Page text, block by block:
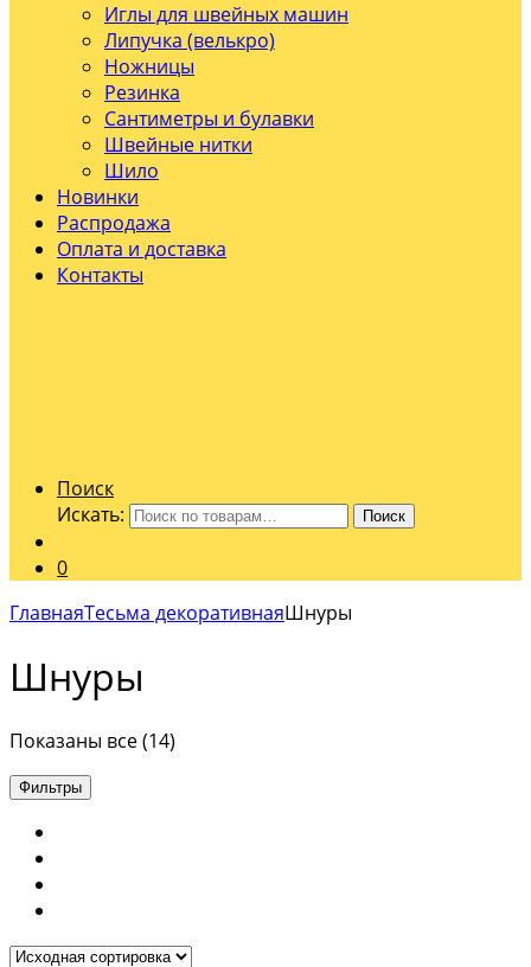
Иглы для швейных машин
Липучка (велькро)
Ножницы
Резинка
Сантиметры и булавки
Швейные нитки
Шило
Новинки
Распродажа
Оплата и доставка
Контакты
Поиск
Искать:
Поиск
0
ГлавнаяТесьма декоративнаяШнуры
Шнуры
Показаны все (14)
Фильтры